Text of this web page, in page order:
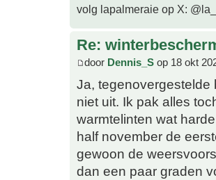
volg lapalmeraie op X:
Re:
door Dennis_S op 18 okt
Ja, tegenovergestelde
niet uit. Ik pak alles
warmtelinten wat
half november de
gewoon de
dan een paar graden